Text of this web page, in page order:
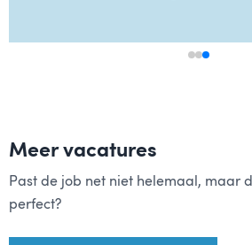
Meer vacatures
Past de job net niet helemaal, maar
perfect?